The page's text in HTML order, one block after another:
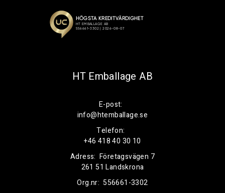
HT Emballage AB
E-post:
info@htemballage.se
Telefon:
+46 418 40 30 10
Adress: Företagsvägen 7
261 51 Landskrona
Org.nr: 556661-3302